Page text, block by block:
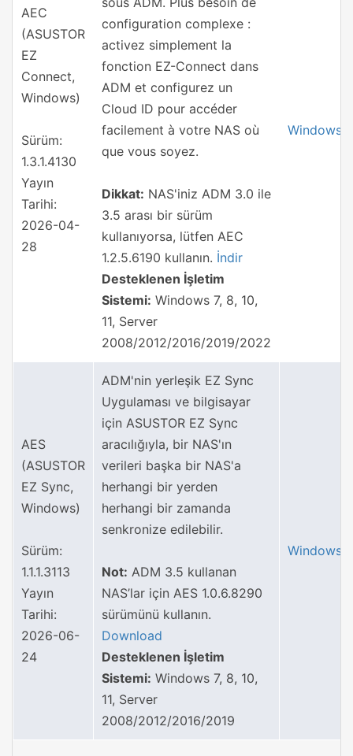
AEC
(ASUSTOR
EZ
Connect,
Windows)
Sürüm:
1.3.1.4130
Yayın
Tarihi:
2026-04-
28
configuration complexe :
activez simplement la
fonction EZ-Connect dans
ADM et configurez un
Cloud ID pour accéder
facilement à votre NAS où
que vous soyez.
Dikkat: NAS'iniz ADM 3.0 ile
3.5 arası bir sürüm
kullanıyorsa, lütfen AEC
1.2.5.6190 kullanın. İndir
Desteklenen İşletim
Sistemi: Windows 7, 8, 10,
11, Server
2008/2012/2016/2019/2022
Windows
AES
(ASUSTOR
EZ Sync,
Windows)
Sürüm:
1.1.1.3113
Yayın
Tarihi:
2026-06-
24
ADM'nin yerleşik EZ Sync
Uygulaması ve bilgisayar
için ASUSTOR EZ Sync
aracılığıyla, bir NAS'ın
verileri başka bir NAS'a
herhangi bir yerden
herhangi bir zamanda
senkronize edilebilir.
Not: ADM 3.5 kullanan
NAS’lar için AES 1.0.6.8290
sürümünü kullanın.
Download
Desteklenen İşletim
Sistemi: Windows 7, 8, 10,
11, Server
2008/2012/2016/2019
Windows